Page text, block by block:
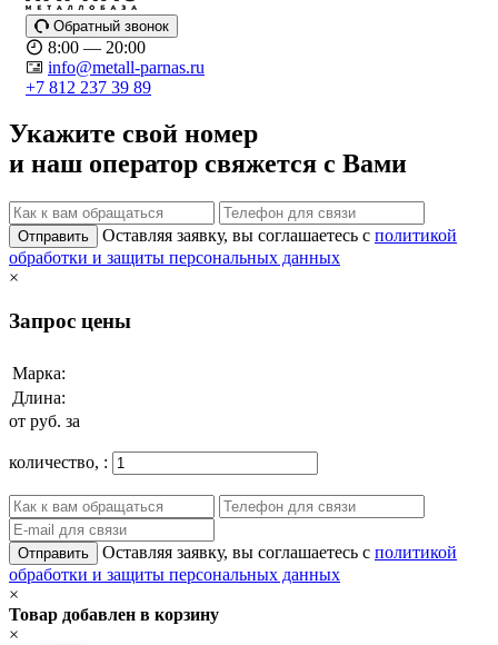
Обратный звонок
8:00 — 20:00
info@metall-parnas.ru
+7 812 237 39 89
Укажите свой номер
и наш оператор свяжется с Вами
Отправить Оставляя заявку, вы соглашаетесь с политикой
обработки и защиты персональных данных
×
Запрос цены
Марка:
Длина:
от руб. за
количество, :
Отправить Оставляя заявку, вы соглашаетесь с политикой
обработки и защиты персональных данных
×
Товар добавлен в корзину
×